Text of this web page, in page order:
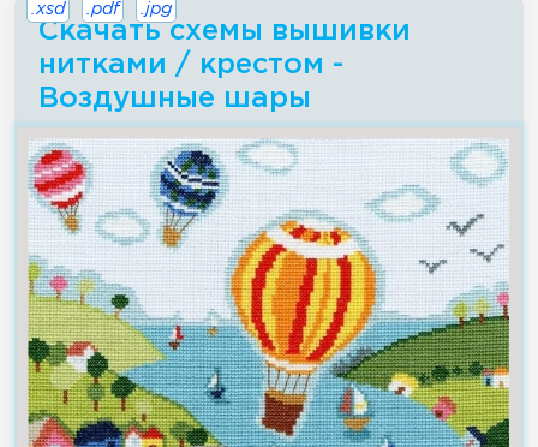
Скачать схемы вышивки
нитками / крестом -
Воздушные шары
.xsd .pdf .jpg